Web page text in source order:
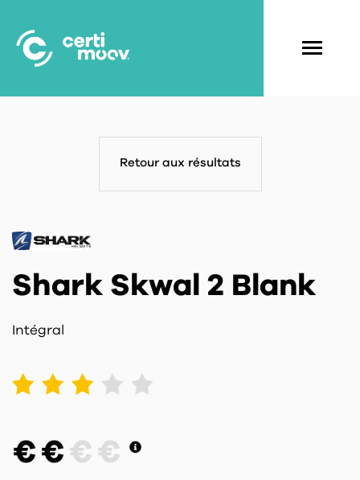
contenu
principal
Retour aux résultats
Shark Skwal 2 Blank
Intégral
2 3 4 5
€ € € €